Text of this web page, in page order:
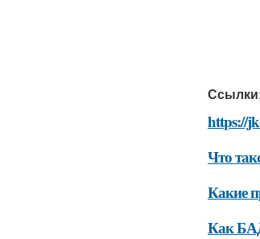
https://
Что
Какие
Как